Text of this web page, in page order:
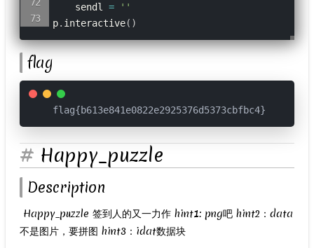
    sendl
=
''
p. interactive( )
flag
flag{b613e841e0822e2925376d5373cbfbc4}
Happy_puzzle
Description
​ Happy_puzzle 签到人的又一力作 hint1: png吧 hint2：data
不是图片，要拼图 hint3：idat数据块